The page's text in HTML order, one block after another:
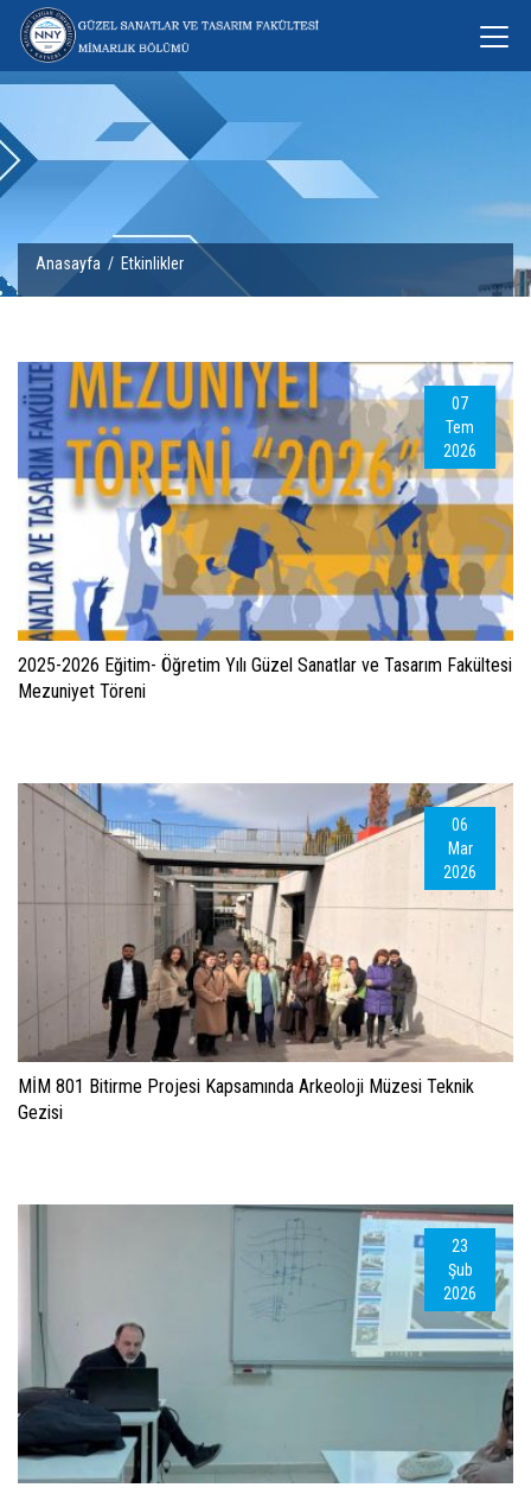
Anasayfa / Etkinlikler
07
Tem
2026
2025-2026 Eğitim- Öğretim Yılı Güzel Sanatlar ve Tasarım Fakültesi
Mezuniyet Töreni
06
Mar
2026
MİM 801 Bitirme Projesi Kapsamında Arkeoloji Müzesi Teknik
Gezisi
23
Şub
2026